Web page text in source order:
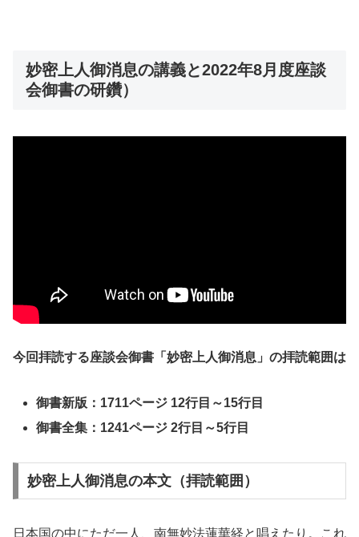
妙密上人御消息の講義と2022年8月度座談
会御書の研鑽）
今回拝読する座談会御書「妙密上人御消息」の拝読範囲は
御書新版：1711ページ 12行目～15行目
御書全集：1241ページ 2行目～5行目
妙密上人御消息の本文（拝読範囲）
日本国の中にただ一人、南無妙法蓮華経と唱えたり。これ